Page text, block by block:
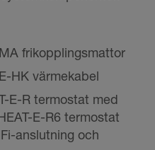
frikopplingsmattor
HK värmekabel
E-R termostat med
E-R6 termostat
anslutning och